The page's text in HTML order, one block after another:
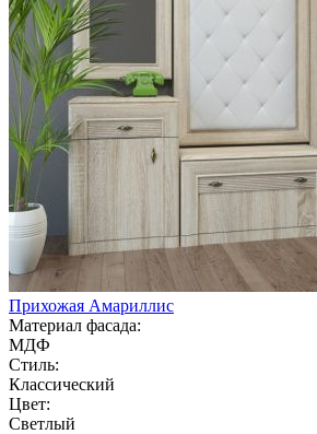
Прихожая Амариллис
Материал фасада:
МДФ
Стиль:
Классический
Цвет:
Светлый